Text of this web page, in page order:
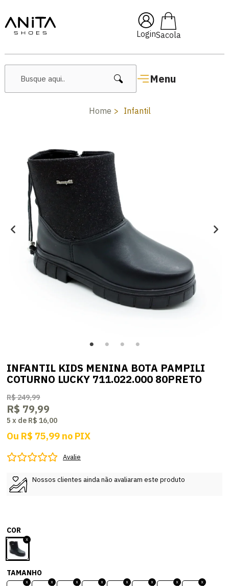
Login
Menu
Home Infantil
INFANTIL KIDS MENINA BOTA PAMPILI
COTURNO LUCKY 711.022.000 80PRETO
R$ 249,99
R$ 79,99
5 x de R$ 16,00
Ou R$ 75,99 no PIX
Avalie
Nossos clientes ainda não avaliaram este produto
COR
TAMANHO